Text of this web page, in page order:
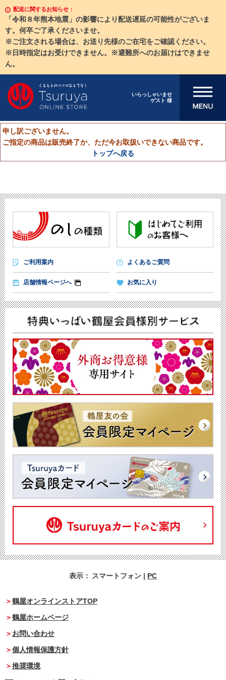
配送に関するお知らせ：
「令和８年熊本地震」の影響により配送遅延の可能性がございま
す。何卒ご了承くださいませ。
※ご注文される場合は、お送り先様のご在宅をご確認ください。
※日時指定はお受けできません。※避難所へのお届けはできませ
ん。
いらっしゃいませ
ゲスト 様
メニューを開
申し訳ございません。
ご指定の商品は販売終了か、ただ今お取扱いできない商品です。
トップへ戻る
ご利用案内 よくあるご質問
店舗情報ページへ お気に入り
表示： スマートフォン | PC
鶴屋オンラインストアTOP
鶴屋ホームページ
お問い合わせ
個人情報保護方針
推奨環境